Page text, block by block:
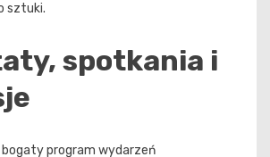
sztuki.
spotkania i
program wydarzeń